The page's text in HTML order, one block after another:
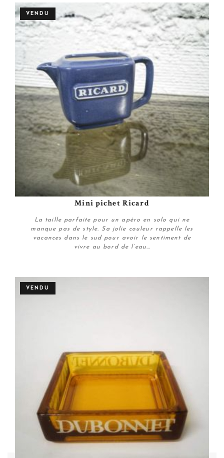
VENDU
Mini pichet Ricard
La taille parfaite pour un apéro en solo qui ne
manque pas de style. Sa jolie couleur rappelle les
vacances dans le sud pour avoir le sentiment de
vivre au bord de l’eau…
VENDU